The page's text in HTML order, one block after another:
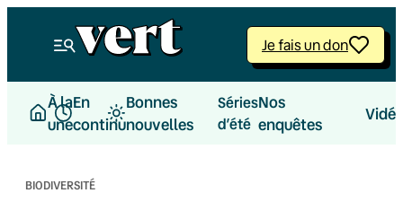
Je fais un don
À la
une
En
continu
Bonnes
nouvelles
Séries
d’été
Nos
enquêtes
BIODIVERSITÉ